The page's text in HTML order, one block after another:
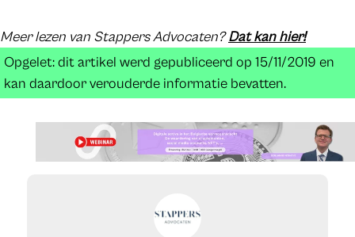
Meer lezen van Stappers Advocaten?Dat kan hier!
Opgelet: dit artikel werd gepubliceerd op 15/11/2019 en
kan daardoor verouderde informatie bevatten.